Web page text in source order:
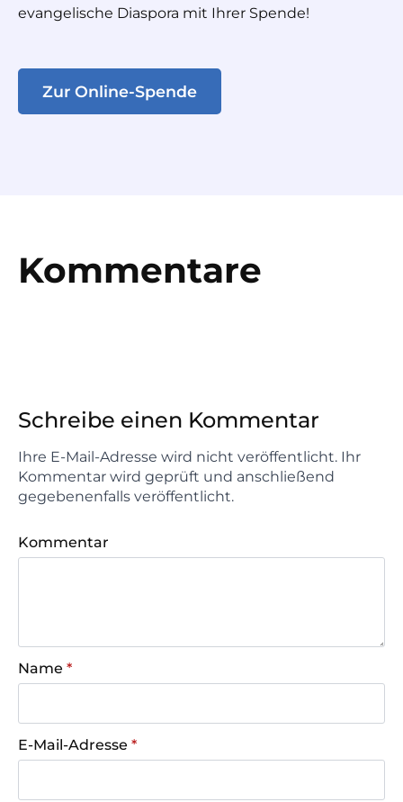
evangelische Diaspora mit Ihrer Spende!
Zur Online-Spende
Kommentare
Schreibe einen Kommentar
Ihre E-Mail-Adresse wird nicht veröffentlicht. Ihr
Kommentar wird geprüft und anschließend
gegebenenfalls veröffentlicht.
Kommentar
Name *
E-Mail-Adresse *